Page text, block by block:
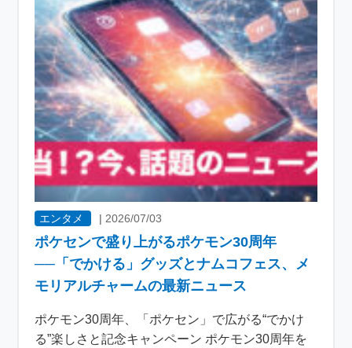
エンタメ | 2026/07/03
ポケセンで盛り上がるポケモン30周年
──「でかける」グッズとナムコフェス、メ
モリアルチャームの最新ニュース
ポケモン30周年、「ポケセン」で広がる“でかけ
る”楽しさと記念キャンペーン ポケモン30周年を